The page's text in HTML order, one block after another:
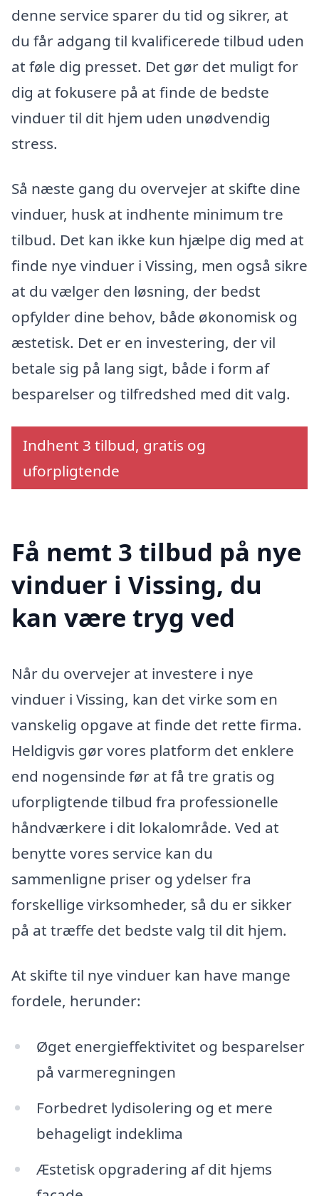
denne service sparer du tid og sikrer, at
du får adgang til kvalificerede tilbud uden
at føle dig presset. Det gør det muligt for
dig at fokusere på at finde de bedste
vinduer til dit hjem uden unødvendig
stress.
Så næste gang du overvejer at skifte dine
vinduer, husk at indhente minimum tre
tilbud. Det kan ikke kun hjælpe dig med at
finde nye vinduer i Vissing, men også sikre
at du vælger den løsning, der bedst
opfylder dine behov, både økonomisk og
æstetisk. Det er en investering, der vil
betale sig på lang sigt, både i form af
besparelser og tilfredshed med dit valg.
Indhent 3 tilbud, gratis og
uforpligtende
Få nemt 3 tilbud på nye
vinduer i Vissing, du
kan være tryg ved
Når du overvejer at investere i nye
vinduer i Vissing, kan det virke som en
vanskelig opgave at finde det rette firma.
Heldigvis gør vores platform det enklere
end nogensinde før at få tre gratis og
uforpligtende tilbud fra professionelle
håndværkere i dit lokalområde. Ved at
benytte vores service kan du
sammenligne priser og ydelser fra
forskellige virksomheder, så du er sikker
på at træffe det bedste valg til dit hjem.
At skifte til nye vinduer kan have mange
fordele, herunder:
Øget energieffektivitet og besparelser
på varmeregningen
Forbedret lydisolering og et mere
behageligt indeklima
Æstetisk opgradering af dit hjems